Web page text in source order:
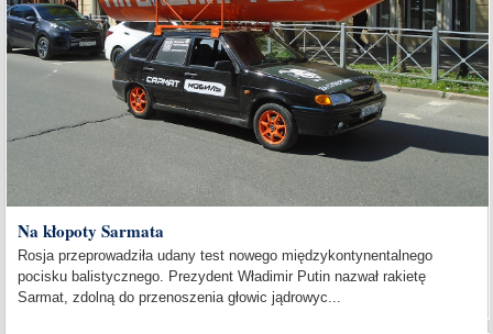
Na kłopoty Sarmata
Rosja przeprowadziła udany test nowego międzykontynentalnego
pocisku balistycznego. Prezydent Władimir Putin nazwał rakietę
Sarmat, zdolną do przenoszenia głowic jądrowyc...